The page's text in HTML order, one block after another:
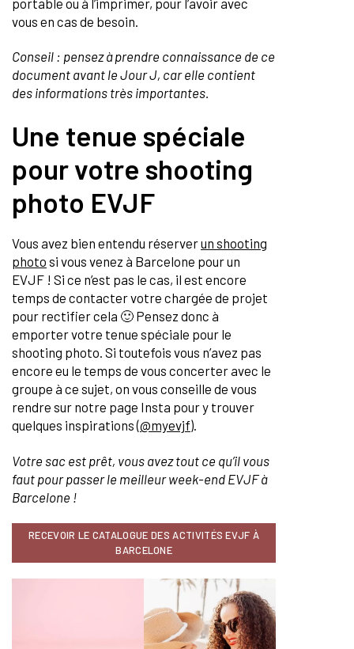
vous en cas de besoin.
Conseil : pensez à prendre connaissance de ce
document avant le Jour J, car elle contient
des informations très importantes.
Une tenue spéciale
pour votre shooting
photo EVJF
Vous avez bien entendu réserverun shooting
photo si vous venez à Barcelone pour un
EVJF ! Si ce n’est pas le cas, il est encore
temps de contacter votre chargée de projet
pour rectifier cela 🙂 Pensez donc à
emporter votre tenue spéciale pour le
shooting photo. Si toutefois vous n’avez pas
encore eu le temps de vous concerter avec le
groupe à ce sujet, on vous conseille de vous
rendre sur notre page Insta pour y trouver
quelques inspirations (@myevjf).
Votre sac est prêt, vous avez tout ce qu’il vous
faut pour passer le meilleur week-end EVJF à
Barcelone !
RECEVOIR LE CATALOGUE DES ACTIVITÉS EVJF À
BARCELONE